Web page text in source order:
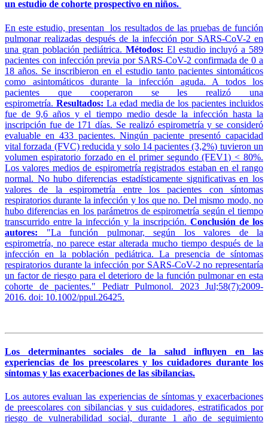
un estudio de cohorte prospectivo en niños.
En este estudio, presentan los resultados de las pruebas de función
pulmonar realizadas después de la infección por SARS-CoV-2 en
una gran población pediátrica. Métodos: El estudio incluyó a 589
pacientes con infección previa por SARS-CoV-2 confirmada de 0 a
18 años. Se inscribieron en el estudio tanto pacientes sintomáticos
como asintomáticos durante la infección aguda. A todos los
pacientes que cooperaron se les realizó una
espirometría. Resultados: La edad media de los pacientes incluidos
fue de 9,6 años y el tiempo medio desde la infección hasta la
inscripción fue de 171 días. Se realizó espirometría y se consideró
evaluable en 433 pacientes. Ningún paciente presentó capacidad
vital forzada (FVC) reducida y solo 14 pacientes (3,2%) tuvieron un
volumen espiratorio forzado en el primer segundo (FEV1) < 80%.
Los valores medios de espirometría registrados estaban en el rango
normal. No hubo diferencias estadísticamente significativas en los
valores de la espirometría entre los pacientes con síntomas
respiratorios durante la infección y los que no. Del mismo modo, no
hubo diferencias en los parámetros de espirometría según el tiempo
transcurrido entre la infección y la inscripción. Conclusión de los
autores: "La función pulmonar, según los valores de la
espirometría, no parece estar alterada mucho tiempo después de la
infección en la población pediátrica. La presencia de síntomas
respiratorios durante la infección por SARS-CoV-2 no representaría
un factor de riesgo para el deterioro de la función pulmonar en esta
cohorte de pacientes." Pediatr Pulmonol. 2023 Jul;58(7):2009-
2016. doi: 10.1002/ppul.26425.
Los determinantes sociales de la salud influyen en las
experiencias de los preescolares y los cuidadores durante los
síntomas y las exacerbaciones de las sibilancias.
Los autores evaluan las experiencias de síntomas y exacerbaciones
de preescolares con sibilancias y sus cuidadores, estratificados por
riesgo de vulnerabilidad social, durante 1 año de seguimiento